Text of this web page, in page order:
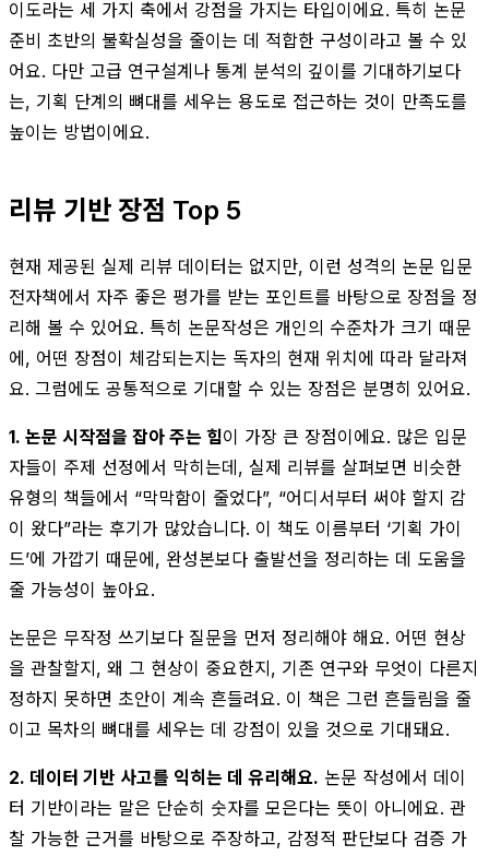
이도라는 세 가지 축에서 강점을 가지는 타입이에요. 특히 논문
준비 초반의 불확실성을 줄이는 데 적합한 구성이라고 볼 수 있
어요. 다만 고급 연구설계나 통계 분석의 깊이를 기대하기보다
는, 기획 단계의 뼈대를 세우는 용도로 접근하는 것이 만족도를
높이는 방법이에요.
리뷰 기반 장점 Top 5
현재 제공된 실제 리뷰 데이터는 없지만, 이런 성격의 논문 입문
전자책에서 자주 좋은 평가를 받는 포인트를 바탕으로 장점을 정
리해 볼 수 있어요. 특히 논문작성은 개인의 수준차가 크기 때문
에, 어떤 장점이 체감되는지는 독자의 현재 위치에 따라 달라져
요. 그럼에도 공통적으로 기대할 수 있는 장점은 분명히 있어요.
1. 논문 시작점을 잡아 주는 힘이 가장 큰 장점이에요. 많은 입문
자들이 주제 선정에서 막히는데, 실제 리뷰를 살펴보면 비슷한
유형의 책들에서 “막막함이 줄었다”, “어디서부터 써야 할지 감
이 왔다”라는 후기가 많았습니다. 이 책도 이름부터 ‘기획 가이
드’에 가깝기 때문에, 완성본보다 출발선을 정리하는 데 도움을
줄 가능성이 높아요.
논문은 무작정 쓰기보다 질문을 먼저 정리해야 해요. 어떤 현상
을 관찰할지, 왜 그 현상이 중요한지, 기존 연구와 무엇이 다른지
정하지 못하면 초안이 계속 흔들려요. 이 책은 그런 흔들림을 줄
이고 목차의 뼈대를 세우는 데 강점이 있을 것으로 기대돼요.
2. 데이터 기반 사고를 익히는 데 유리해요. 논문 작성에서 데이
터 기반이라는 말은 단순히 숫자를 모은다는 뜻이 아니에요. 관
찰 가능한 근거를 바탕으로 주장하고, 감정적 판단보다 검증 가